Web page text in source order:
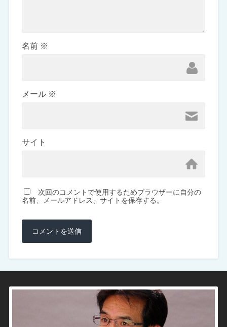
名前 ※
メール ※
サイト
次回のコメントで使用するためブラウザーに自分の
名前、メールアドレス、サイトを保存する。